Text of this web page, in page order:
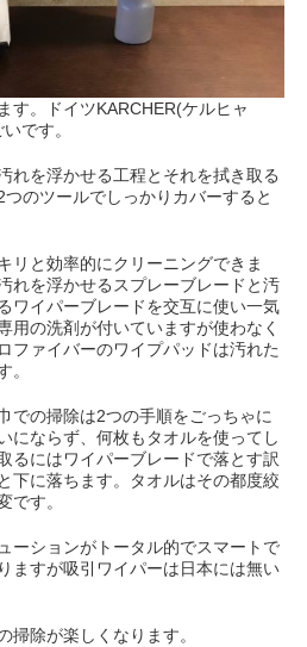
す。ドイツKARCHER(ケルヒャ
です。
れを浮かせる工程とそれを拭き取る
のツールでしっかりカバーすると
リと効率的にクリーニングできま
れを浮かせるスプレーブレードと汚
ワイパーブレードを交互に使い一気
用の洗剤が付いていますが使わなく
ファイバーのワイプパッドは汚れた
。
での掃除は2つの手順をごっちゃに
にならず、何枚もタオルを使ってし
るにはワイパーブレードで落とす訳
下に落ちます。タオルはその都度絞
です。
ーションがトータル的でスマートで
ますが吸引ワイパーは日本には無い
掃除が楽しくなります。